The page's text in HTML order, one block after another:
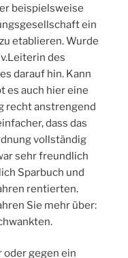
beispielsweise
ein
etablieren. Wurde
des
darauf hin. Kann
es auch hier eine
recht anstrengend
dass das
vollständig
sehr freundlich
Sparbuch und
rentierten.
Sie mehr über:
gegen ein